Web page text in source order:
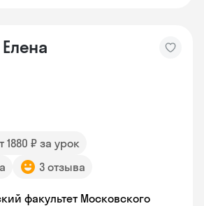
Елена
1880 ₽ за урок
3 отзыва
факультет Московского